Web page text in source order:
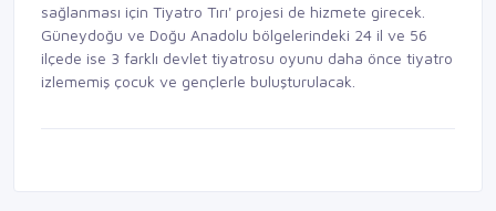
sağlanması için Tiyatro Tırı' projesi de hizmete girecek.
Güneydoğu ve Doğu Anadolu bölgelerindeki 24 il ve 56
ilçede ise 3 farklı devlet tiyatrosu oyunu daha önce tiyatro
izlememiş çocuk ve gençlerle buluşturulacak.